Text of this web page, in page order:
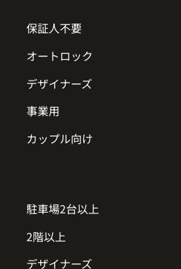
保証人不要
オートロック
デザイナーズ
事業用
カップル向け
駐車場2台以上
2階以上
デザイナーズ